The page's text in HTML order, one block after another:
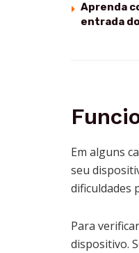
Aprenda
entrada
Em alguns
seu
dificuldades
Para
dispositivo.